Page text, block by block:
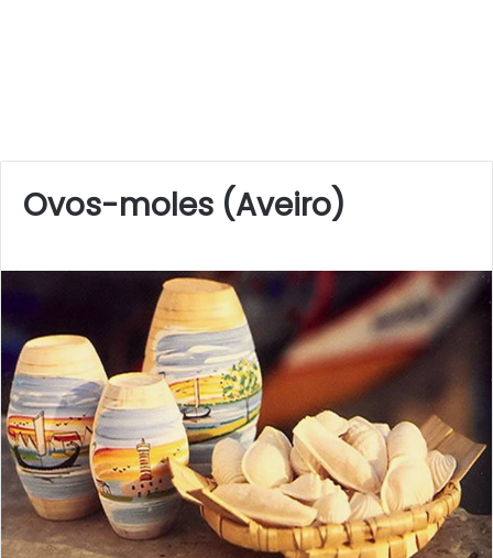
Ovos-moles (Aveiro)